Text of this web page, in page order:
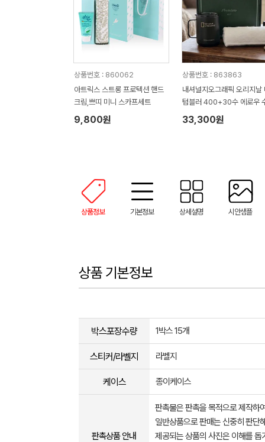
상품번호 : 860062
아트릭스 스트롱 프로텍션 핸드
크림,쁘띠 미니 스카프세트
9,800원
상품번호 : 863863
내셔널지오그래픽 오리지날
텀블러 400+30수 에로우
타올 텀블러세트 NL08
33,300원
상품정보 기본정보 상세설명 시안샘플
상품 기본정보
박스포장수량 1박스 15개
스티커/라벨지 라벨지
케이스 종이케이스
판촉상품 안내
판촉물은 판촉을 목적으로 제작하
일반상품으로 판매는 신중히 판단
제공되는 상품의 사진은 이해를